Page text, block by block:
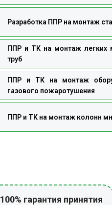
Разработка ППР на монтаж
ППР и ТК на монтаж легких
труб
ППР и ТК на монтаж
газового пожаротушения
ППР и ТК на монтаж колонн
100% гарантия принятия